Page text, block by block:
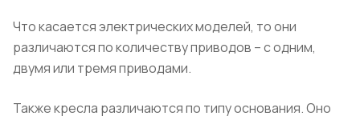
Что касается электрических моделей, то они
различаются по количеству приводов – с одним,
двумя или тремя приводами.
Также кресла различаются по типу основания. Оно